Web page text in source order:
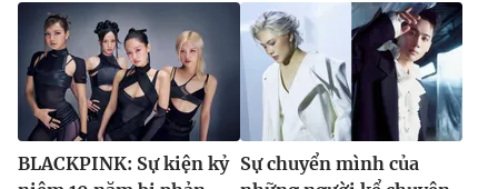
BLACKPINK: Sự kiện kỷ Sự chuyển mình của